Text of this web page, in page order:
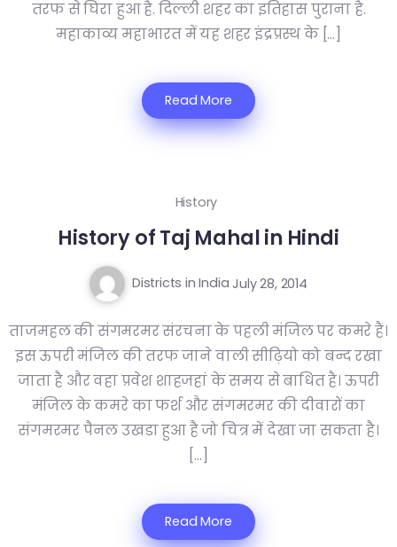
तरफ से घिरा हुआ है. दिल्ली शहर का इतिहास पुराना है.
महाकाव्य महाभारत में यह शहर इंद्रप्रस्थ के […]
Read More
History
History of Taj Mahal in Hindi
Districts in India July 28, 2014
ताजमहल की संगमरमर संरचना के पहली मंजिल पर कमरे हैं।
इस ऊपरी मंजिल की तरफ जाने वाली सीढ़ियो को बन्द रखा
जाता है और वहा प्रवेश शाहजहां के समय से बाधित है। ऊपरी
मंजिल के कमरे का फर्श और संगमरमर की दीवारों का
संगमरमर पैनल उखडा हुआ है जो चित्र में देखा जा सकता है।
[…]
Read More